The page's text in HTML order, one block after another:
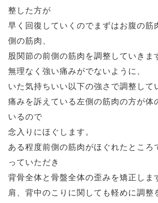
整した方が
早く回復していくのでまずはお腹の筋
側の筋肉、
股関節の前側の筋肉を調整していきま
無理なく強い痛みがでないように、
いた気持ちいい以下の強さで調整して
痛みを訴えている左側の筋肉の方が体
いるので
念入りにほぐします。
ある程度前側の筋肉がほぐれたところ
っていただき
背骨全体と骨盤全体の歪みを矯正しま
肩、背中のこりに関しても軽めに調整